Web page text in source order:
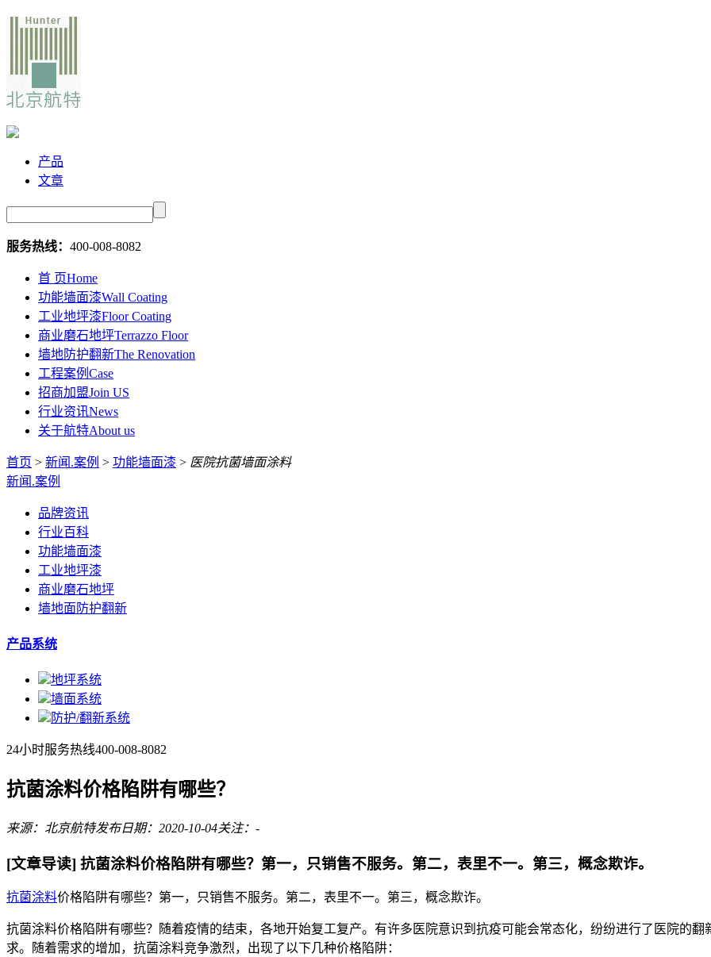
产品
文章
服务热线： 400-008-8082
首 页Home
功能墙面漆Wall Coating
工业地坪漆Floor Coating
商业磨石地坪Terrazzo Floor
墙地防护翻新The Renovation
工程案例 Case
招商加盟Join US
行业资讯News
关于航特About us
首页 > 新闻.案例 > 功能墙面漆 > 医院抗菌墙面涂料
新闻.案例
品牌资讯
行业百科
功能墙面漆
工业地坪漆
商业磨石地坪
墙地面防护翻新
产品系统
地坪系统
墙面系统
防护/翻新系统
24小时服务热线400-008-8082
抗菌涂料价格陷阱有哪些？
来源：北京航特发布日期：2020-10-04关注： -
[文章导读] 抗菌涂料价格陷阱有哪些？第一，只销售不服务。第二，表里不一。第三，概念欺诈。
抗菌涂料价格陷阱有哪些？第一，只销售不服务。第二，表里不一。第三，概念欺诈。
抗菌涂料价格陷阱有哪些？随着疫情的结束，各地开始复工复产。有许多医院意识到抗疫可能会常态化，纷纷进行了医院的
求。随着需求的增加，抗菌涂料竞争激烈，出现了以下几种价格陷阱：